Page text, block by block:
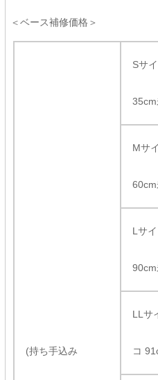
＜ベース補修価格＞
(持ち手込み
Sサ
Mサ
Lサ
LLサ
コ